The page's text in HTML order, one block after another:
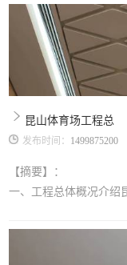
步，涌现出一大批具备
将工程做到迪拜。但
的难点与控制要素，
区总院外装饰工程项
昆山体育场工程总
发布时间： 1499875200
【摘要】：
一、工程总体概况介绍
限公司，由浙江江南建
设计院负责建筑总设